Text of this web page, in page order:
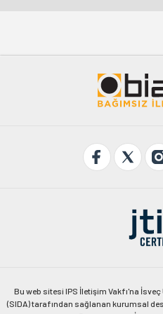
Bu web sitesi IPS İletişim Vakfı'na
(SIDA) tarafından sağlanan kurumsal